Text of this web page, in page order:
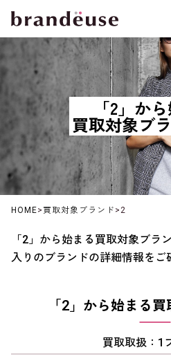
「2」か
買取対象ブ
HOME> 買取対象ブランド >2
「2」から始まる買取対象ブラ
入りのブランドの詳細情報をご
「2」から始まる
買取取扱：1